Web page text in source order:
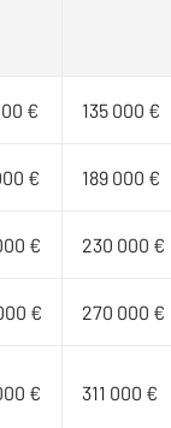
€ 135 000 €
€ 189 000 €
€ 230 000 €
€ 270 000 €
€ 311 000 €